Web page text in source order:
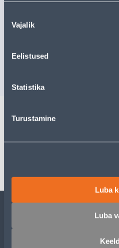
valik
Vajalik
Eelistused
Statistika
Turustamine
Luba
Luba